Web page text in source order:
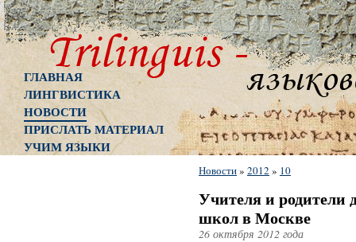
ГЛАВНАЯ
ЛИНГВИСТИКА
НОВОСТИ
ПРИСЛАТЬ МАТЕРИАЛ
УЧИМ ЯЗЫКИ
Новости» 2012 » 10
Учителя и родители
школ в Москве
26 октября 2012 года